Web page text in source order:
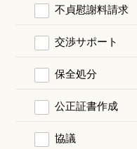
不貞慰謝料請求
交渉サポート
保全処分
公正証書作成
協議